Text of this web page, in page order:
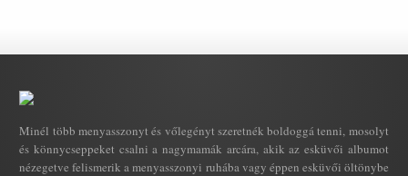
Minél több menyasszonyt és vőlegényt szeretnék boldoggá tenni, mosolyt
és könnycseppeket csalni a nagymamák arcára, akik az esküvői albumot
nézegetve felismerik a menyasszonyi ruhába vagy éppen esküvői öltönybe